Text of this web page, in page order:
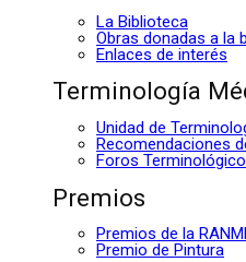
La Biblioteca
Obras donadas a la
Enlaces de interés
Terminología
Unidad de
Recomendaciones
Foros
Premios
Premios de la
Premio de Pintura